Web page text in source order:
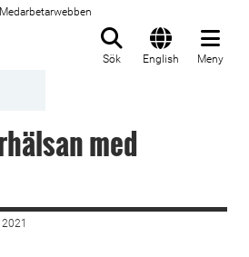
Medarbetarwebben
Sök English Meny
med